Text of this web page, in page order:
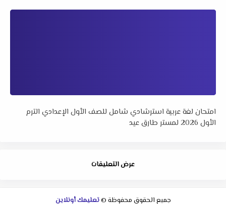
امتحان لغة عربية استرشادي شامل للصف الأول الإعدادي الترم
الأول 2026 لمستر طارق عيد
عرض التعليقات
جميع الحقوق محفوظة ©تعليمك أونلاين